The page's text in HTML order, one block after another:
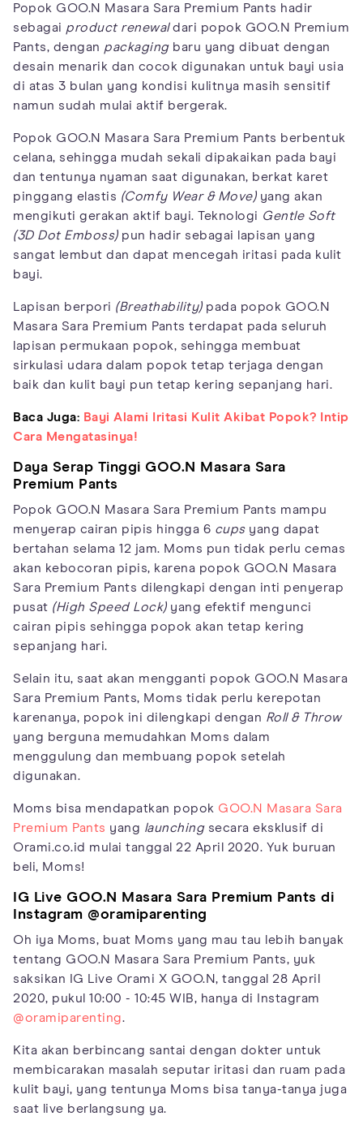
Popok GOO.N Masara Sara Premium Pants hadir
sebagai product renewaldari popok GOO.N Premium
Pants, dengan packagingbaru yang dibuat dengan
desain menarik dan cocok digunakan untuk bayi usia
di atas 3 bulan yang kondisi kulitnya masih sensitif
namun sudah mulai aktif bergerak.
Popok GOO.N Masara Sara Premium Pants berbentuk
celana, sehingga mudah sekali dipakaikan pada bayi
dan tentunya nyaman saat digunakan, berkat karet
pinggang elastis (Comfy Wear & Move)yang akan
mengikuti gerakan aktif bayi. Teknologi Gentle Soft
(3D Dot Emboss)pun hadir sebagai lapisan yang
sangat lembut dan dapat mencegah iritasi pada kulit
bayi.
Lapisan berpori (Breathability)pada popok GOO.N
Masara Sara Premium Pants terdapat pada seluruh
lapisan permukaan popok, sehingga membuat
sirkulasi udara dalam popok tetap terjaga dengan
baik dan kulit bayi pun tetap kering sepanjang hari.
Baca Juga: Bayi Alami Iritasi Kulit Akibat Popok? Intip
Cara Mengatasinya!
Daya Serap Tinggi GOO.N Masara Sara
Premium Pants
Popok GOO.N Masara Sara Premium Pants mampu
menyerap cairan pipis hingga 6 cupsyang dapat
bertahan selama 12 jam. Moms pun tidak perlu cemas
akan kebocoran pipis, karena popok GOO.N Masara
Sara Premium Pants dilengkapi dengan inti penyerap
pusat (High Speed Lock)yang efektif mengunci
cairan pipis sehingga popok akan tetap kering
sepanjang hari.
Selain itu, saat akan mengganti popok GOO.N Masara
Sara Premium Pants, Moms tidak perlu kerepotan
karenanya, popok ini dilengkapi dengan Roll & Throw
yang berguna memudahkan Moms dalam
menggulung dan membuang popok setelah
digunakan.
Moms bisa mendapatkan popok GOO.N Masara Sara
Premium Pants yang launchingsecara eksklusif di
Orami.co.id mulai tanggal 22 April 2020. Yuk buruan
beli, Moms!
IG Live GOO.N Masara Sara Premium Pants di
Instagram @oramiparenting
Oh iya Moms, buat Moms yang mau tau lebih banyak
tentang GOO.N Masara Sara Premium Pants, yuk
saksikan IG Live Orami X GOO.N, tanggal 28 April
2020, pukul 10:00 - 10:45 WIB, hanya di Instagram
@oramiparenting.
Kita akan berbincang santai dengan dokter untuk
membicarakan masalah seputar iritasi dan ruam pada
kulit bayi, yang tentunya Moms bisa tanya-tanya juga
saat live berlangsung ya.